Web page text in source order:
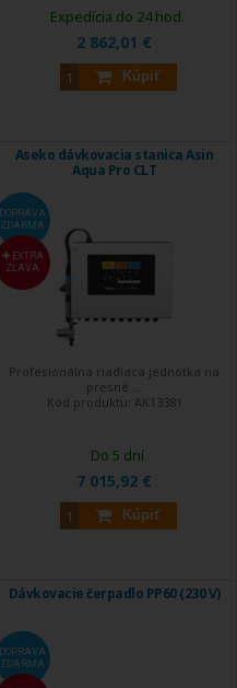
2 862,01 €
Kúpiť
Expedícia do 24 hod.
Aseko dávkovacia stanica Asin
Aqua Pro CLT
DOPRAVA
ZDARMA
EXTRA
ZĽAVA
Profesionálna riadiaca jednotka na
presné ...
Kód produktu: AK13381
7 015,92 €
Kúpiť
Do 5 dní
Dávkovacie čerpadlo PP60 (230 V)
DOPRAVA
ZDARMA